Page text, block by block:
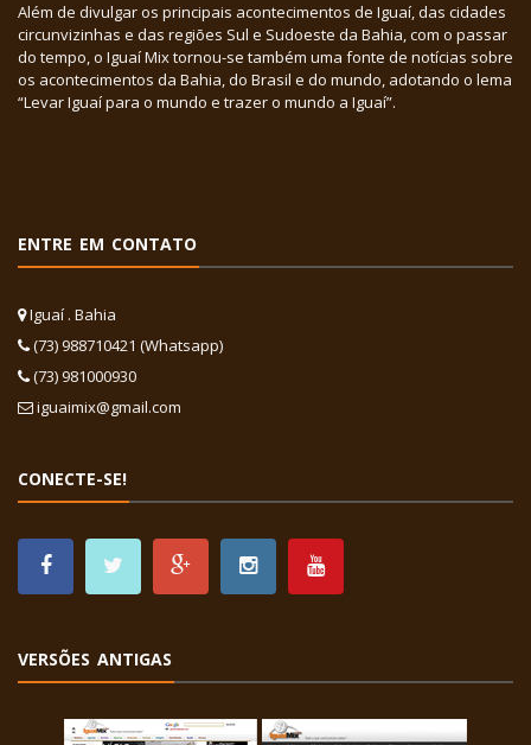
Além de divulgar os principais acontecimentos de Iguaí, das cidades
circunvizinhas e das regiões Sul e Sudoeste da Bahia, com o passar
do tempo, o Iguaí Mix tornou-se também uma fonte de notícias sobre
os acontecimentos da Bahia, do Brasil e do mundo, adotando o lema
“Levar Iguaí para o mundo e trazer o mundo a Iguaí”.
ENTRE EM CONTATO
Iguaí . Bahia
(73) 988710421 (Whatsapp)
(73) 981000930
iguaimix@gmail.com
CONECTE-SE!
VERSÕES ANTIGAS